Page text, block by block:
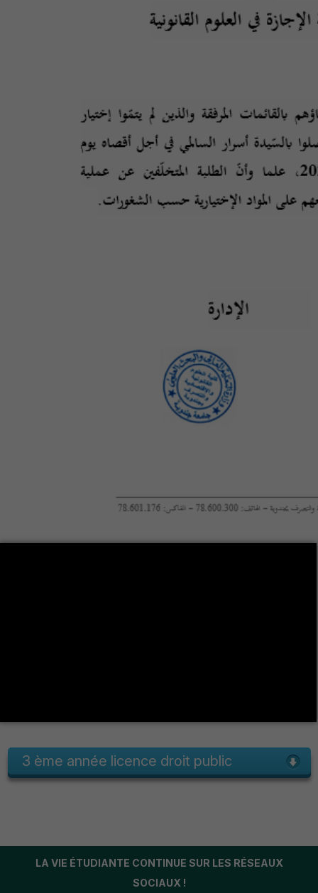
3 ème année licence droit public
LA VIE ÉTUDIANTE CONTINUE SUR LES RÉSEAUX
SOCIAUX !